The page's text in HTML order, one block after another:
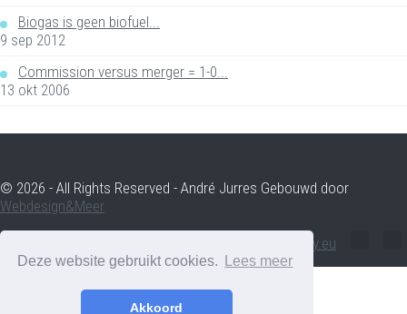
Deze website gebruikt cookies. Lees meer
Akkoord
Biogas is geen biofuel...
9 sep 2012
Commission versus merger = 1-0...
13 okt 2006
© 2026 - All Rights Reserved - André Jurres Gebouwd door
Webdesign&Meer
andre.jurres@voltenergy.eu